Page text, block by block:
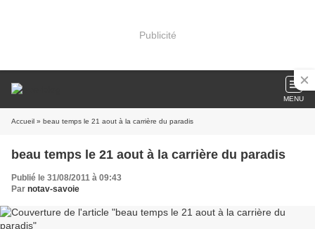
Publicité
MENU
Accueil » beau temps le 21 aout à la carrière du paradis
beau temps le 21 aout à la carrière du paradis
Publié le 31/08/2011 à 09:43
Par notav-savoie